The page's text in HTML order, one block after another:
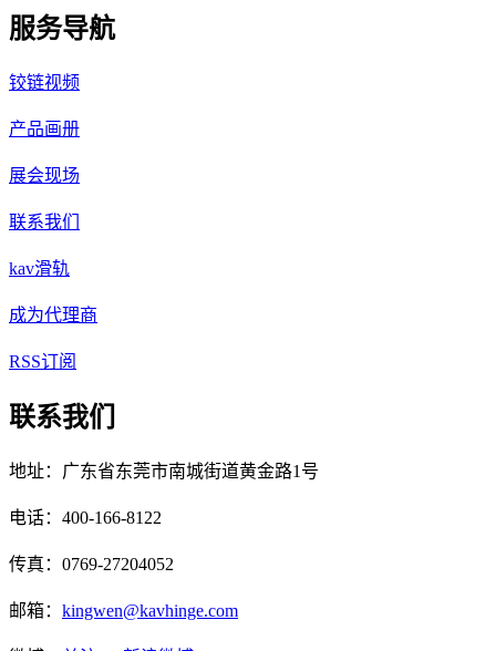
服务导航
铰链视频
产品画册
展会现场
联系我们
kav滑轨
成为代理商
RSS订阅
联系我们
地址：广东省东莞市南城街道黄金路1号
电话：400-166-8122
传真：0769-27204052
邮箱： kingwen@kavhinge.com